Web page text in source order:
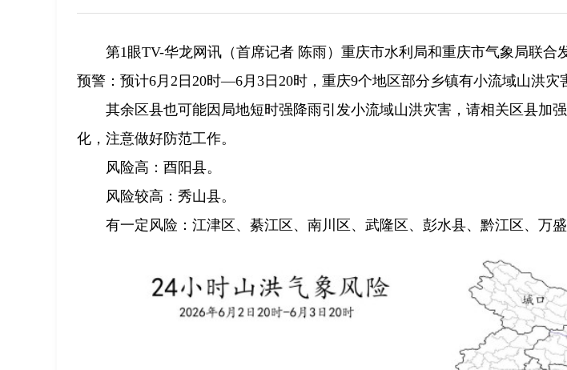
第1眼TV-华龙网讯（首席记者 陈雨）重庆市水利局和重庆市气象局联合
预警：预计6月2日20时—6月3日20时，重庆9个地区部分乡镇有小流域山洪灾
其余区县也可能因局地短时强降雨引发小流域山洪灾害，请相关区县加
化，注意做好防范工作。
风险高：酉阳县。
风险较高：秀山县。
有一定风险：江津区、綦江区、南川区、武隆区、彭水县、黔江区、万盛